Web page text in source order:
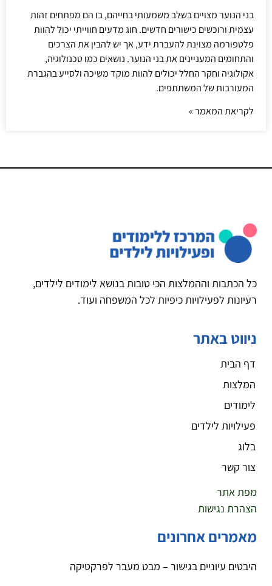
בני הנוער מצויים בשלב משמעותי בחייהם, בו הם מפתחים זהות
עצמית ורוכשים כישורים חדשים. חוג מדעים חווייתי יכול להוות
פלטפורמה מצוינת להעברת ידע, אך יש להבין את הצרכים
והתחומים המעניינים את בני הנוער. נושאים כמו טכנולוגיה,
אקולוגיה וחקר החלל יכולים להוות מוקד משיכה ולסייע בהגברת
המעורבות של המשתתפים.
לקריאת המאמר »
כל הכתבות וההמלצות הכי טובות בנושא לימודים לילדים,
רעיונות לפעילויות כיפיות לכל המשפחה ועוד.
ניווט באתר
דף הבית
המלצות
לימודים
פעילויות לילדים
בלוג
צור קשר
מפת אתר
הצהרת נגישות
מאמרים אחרונים
היבטים עיוניים בגישור – מבט מעבר לפרקטיקה